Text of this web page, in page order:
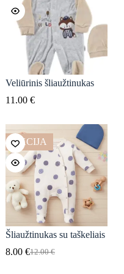
Veliūrinis šliaužtinukas
11.00 €
AKCIJA
Šliaužtinukas su taškeliais
12.00€
Original
8.00 €Current